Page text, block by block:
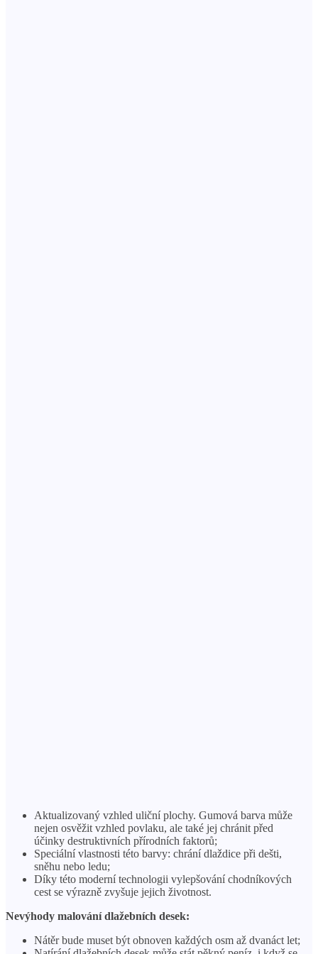
Aktualizovaný vzhled uliční plochy. Gumová barva může
nejen osvěžit vzhled povlaku, ale také jej chránit před
účinky destruktivních přírodních faktorů;
Speciální vlastnosti této barvy: chrání dlaždice při dešti,
sněhu nebo ledu;
Díky této moderní technologii vylepšování chodníkových
cest se výrazně zvyšuje jejich životnost.
Nevýhody malování dlažebních desek:
Nátěr bude muset být obnoven každých osm až dvanáct let;